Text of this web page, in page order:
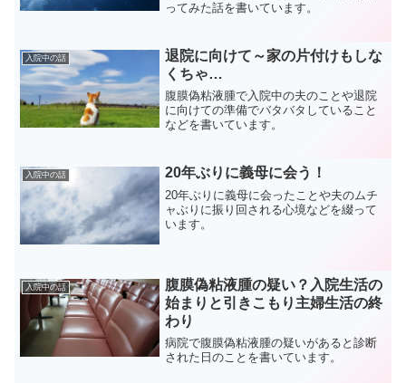
ってみた話を書いています。
入院中の話
退院に向けて～家の片付けもしな
くちゃ…
腹膜偽粘液腫で入院中の夫のことや退院
に向けての準備でバタバタしていること
などを書いています。
入院中の話 20年ぶりに義母に会う！
20年ぶりに義母に会ったことや夫のムチ
ャぶりに振り回される心境などを綴って
います。
入院中の話
腹膜偽粘液腫の疑い？入院生活の
始まりと引きこもり主婦生活の終
わり
病院で腹膜偽粘液腫の疑いがあると診断
された日のことを書いています。